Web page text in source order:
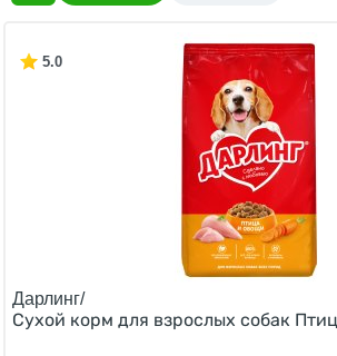
5.0
Дарлинг/
Сухой корм для взрослых собак